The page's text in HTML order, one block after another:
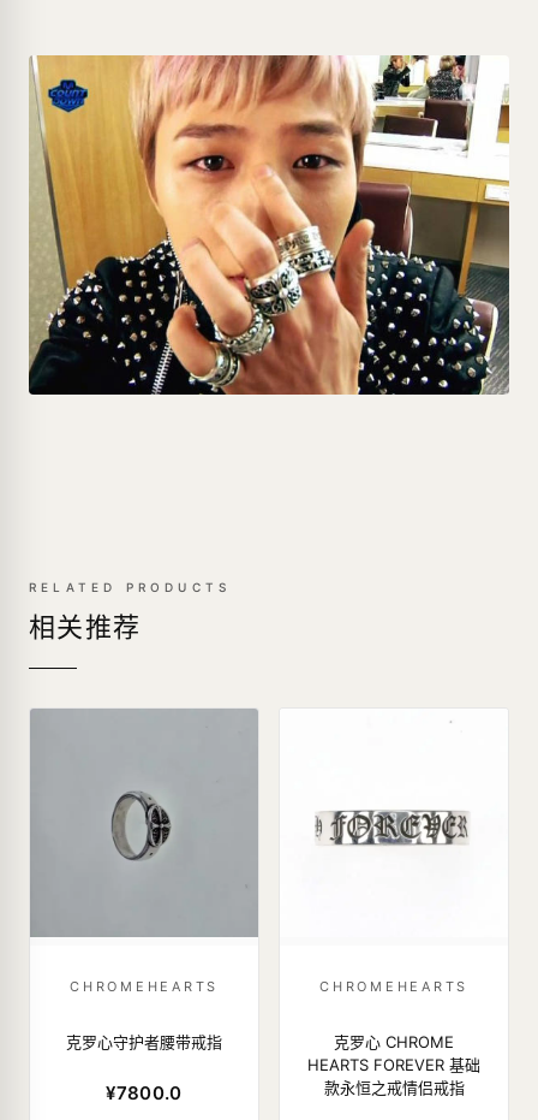
RELATED PRODUCTS
相关推荐
CHROMEHEARTS
克罗心守护者腰带戒指
¥7800.0
CHROMEHEARTS
克罗心 CHROME
HEARTS FOREVER 基础
款永恒之戒情侣戒指